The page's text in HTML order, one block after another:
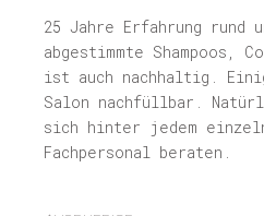
25 Jahre Erfahrung rund
abgestimmte
ist auch nachhaltig.
Salon nachfüllbar.
sich hinter jedem
Fachpersonal beraten.